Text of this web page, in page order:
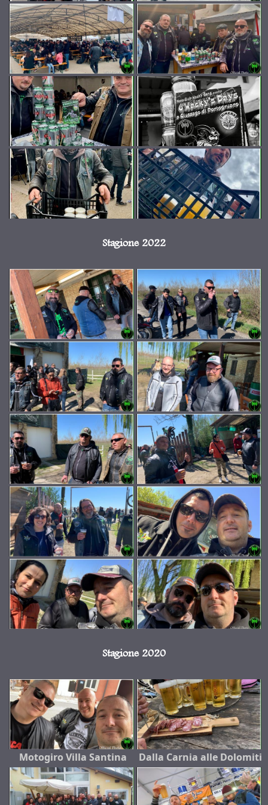
Stagione 2022
Stagione 2020
Motogiro Villa Santina Dalla Carnia alle Dolomiti